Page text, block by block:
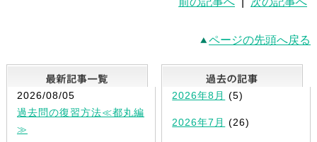
ページの先頭へ戻る
最新記事一覧
2026/08/05
過去問の復習方法≪都丸編
≫
2026年8月 (5)
2026年7月 (26)